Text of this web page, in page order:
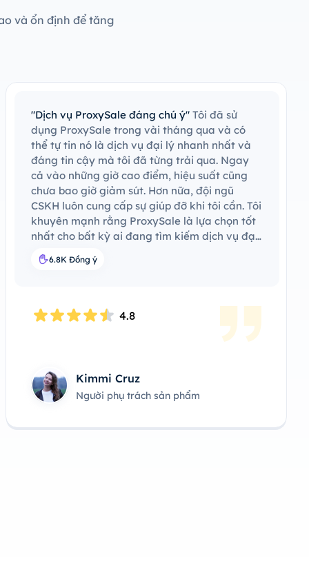
và ổn định để tăng
"Dịch vụ ProxySale đáng chú ý" Tôi đã sử
dụng ProxySale trong vài tháng qua và có
thể tự tin nó là dịch vụ đại lý nhanh nhất và
đáng tin cậy mà tôi đã từng trải qua. Ngay
cả vào những giờ cao điểm, hiệu suất cũng
chưa bao giờ giảm sút. Hơn nữa, đội ngũ
CSKH luôn cung cấp sự giúp đỡ khi tôi cần. Tôi
khuyên mạnh rằng ProxySale là lựa chọn tốt
nhất cho bất kỳ ai đang tìm kiếm dịch vụ đại
lý nhanh, ổn định và an toàn.
6.8K Đồng ý
4.8
Kimmi Cruz
Người phụ trách sản phẩm